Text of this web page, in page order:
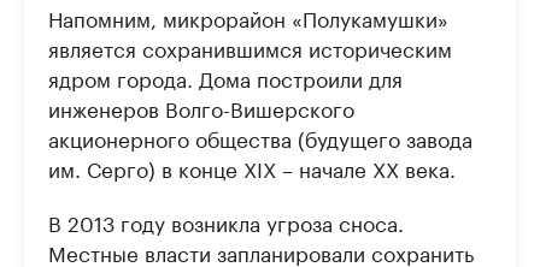
Напомним, микрорайон «Полукамушки»
является сохранившимся историческим
ядром города. Дома построили для
инженеров Волго-Вишерского
акционерного общества (будущего завода
им. Серго) в конце XIX – начале XX века.
В 2013 году возникла угроза сноса.
Местные власти запланировали сохранить